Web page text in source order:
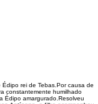
Édipo rei de Tebas.Por causa de
constantemente humilhado
Édipo amargurado.Resolveu